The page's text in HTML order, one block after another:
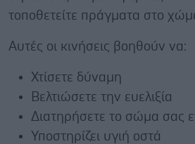
τοποθετείτε πράγματα στο
Αυτές οι κινήσεις βοηθούν να:
Χτίσετε δύναμη
Βελτιώσετε την ευελιξία
Διατηρήσετε το σώμα σας
Υποστηρίζει υγιή οστά